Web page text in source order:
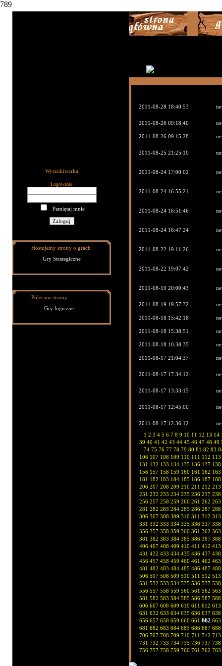
789
Wyszukiwarka
Logowanie
Pamiętaj mnie
Hostujemy strony o grach
Gry Strategiczne
Polecane strony
Gry logiczne
2011-08-28 18:40:53
2011-08-26 09:18:40
2011-08-26 09:15:28
2011-08-25 21:25:10
2011-08-24 17:00:02
2011-08-24 16:55:21
2011-08-24 16:51:46
2011-08-24 16:47:24
2011-08-22 19:11:26
2011-08-22 19:07:42
2011-08-19 20:00:43
2011-08-19 19:57:32
2011-08-18 15:42:18
2011-08-18 15:38:51
2011-08-18 10:38:35
2011-08-17 21:04:37
2011-08-17 17:34:12
2011-08-17 13:33:15
2011-08-17 12:45:00
2011-08-17 12:36:12
1 2 3 4 5 6 7 8 9 10 11 12 13 14
39 40 41 42 43 44 45 46 47 48 49
74 75 76 77 78 79 80 81 82 83
106 107 108 109 110 111 112 113
131 132 133 134 135 136 137 138
156 157 158 159 160 161 162 163
181 182 183 184 185 186 187 188
206 207 208 209 210 211 212 213
231 232 233 234 235 236 237 238
256 257 258 259 260 261 262 263
281 282 283 284 285 286 287 288
306 307 308 309 310 311 312 313
331 332 333 334 335 336 337 338
356 357 358 359 360 361 362 363
381 382 383 384 385 386 387 388
406 407 408 409 410 411 412 413
431 432 433 434 435 436 437 438
456 457 458 459 460 461 462 463
481 482 483 484 485 486 487 488
506 507 508 509 510 511 512 513
531 532 533 534 535 536 537 538
556 557 558 559 560 561 562 563
581 582 583 584 585 586 587 588
606 607 608 609 610 611 612 613
631 632 633 634 635 636 637 638
656 657 658 659 660 661 662 663
681 682 683 684 685 686 687 688
706 707 708 709 710 711 712 713
731 732 733 734 735 736 737 738
756 757 758 759 760 761 762 763